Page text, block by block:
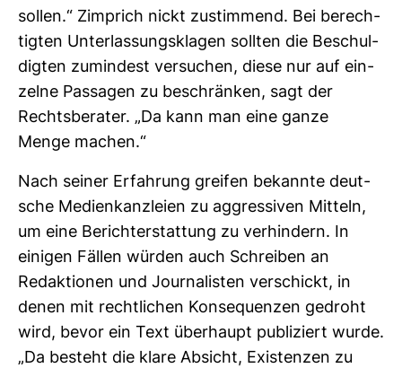
sollen.“ Zim­prich nickt zustim­mend. Bei berech­
tigten Unter­las­sungs­klagen sollten die Beschul­
digten zumin­dest ver­su­chen, diese nur auf ein­
zelne Pas­sagen zu beschränken, sagt der
Rechts­be­rater. „Da kann man eine ganze
Menge machen.“
Nach seiner Erfah­rung greifen bekannte deut­
sche Medi­en­kanz­leien zu aggres­siven Mit­teln,
um eine Bericht­erstat­tung zu ver­hin­dern. In
einigen Fällen würden auch Schreiben an
Redak­tionen und Jour­na­listen ver­schickt, in
denen mit recht­li­chen Kon­se­quenzen gedroht
wird, bevor ein Text über­haupt publi­ziert wurde.
„Da besteht die klare Absicht, Exis­tenzen zu